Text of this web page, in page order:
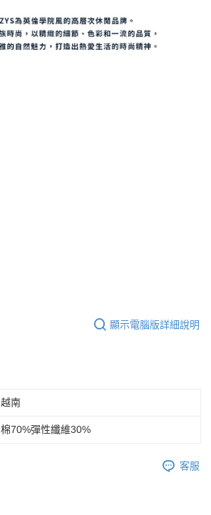
顯示電腦版詳細說明
越南
棉70%彈性纖維30%
客服